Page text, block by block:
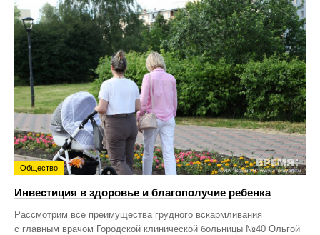
Общество
Инвестиция в здоровье и благополучие ребенка
Рассмотрим все преимущества грудного вскармливания
с главным врачом Городской клинической больницы №40 Ольгой